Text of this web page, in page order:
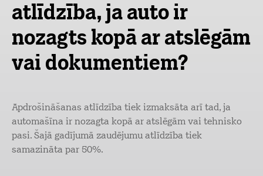
atlīdzība, ja auto ir
nozagts kopā ar atslēgām
vai dokumentiem?
Apdrošināšanas atlīdzība tiek izmaksāta arī tad, ja
automašīna ir nozagta kopā ar atslēgām vai tehnisko
pasi. Šajā gadījumā zaudējumu atlīdzība tiek
samazināta par 50%.